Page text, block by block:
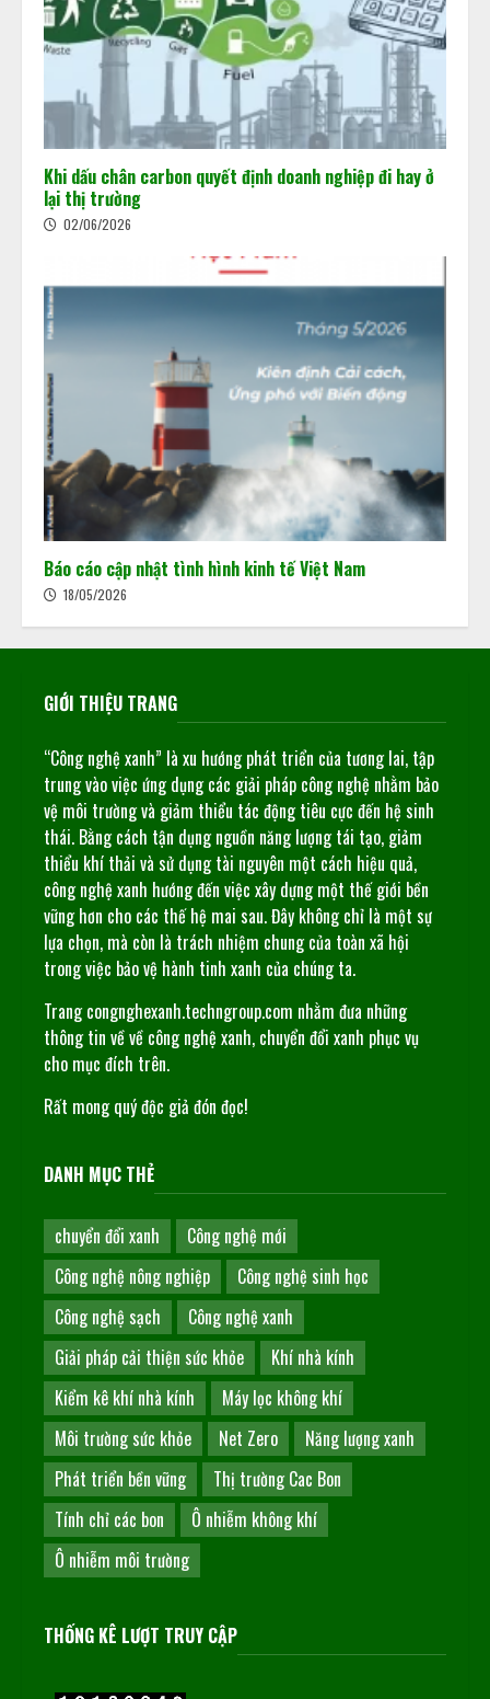
Khi dấu chân carbon quyết định doanh nghiệp đi hay ở
lại thị trường
02/06/2026
Báo cáo cập nhật tình hình kinh tế Việt Nam
18/05/2026
GIỚI THIỆU TRANG
“Công nghệ xanh” là xu hướng phát triển của tương lai, tập
trung vào việc ứng dụng các giải pháp công nghệ nhằm bảo
vệ môi trường và giảm thiểu tác động tiêu cực đến hệ sinh
thái. Bằng cách tận dụng nguồn năng lượng tái tạo, giảm
thiểu khí thải và sử dụng tài nguyên một cách hiệu quả,
công nghệ xanh hướng đến việc xây dựng một thế giới bền
vững hơn cho các thế hệ mai sau. Đây không chỉ là một sự
lựa chọn, mà còn là trách nhiệm chung của toàn xã hội
trong việc bảo vệ hành tinh xanh của chúng ta.
Trang congnghexanh.techngroup.com nhằm đưa những
thông tin về về công nghệ xanh, chuyển đổi xanh phục vụ
cho mục đích trên.
Rất mong quý độc giả đón đọc!
DANH MỤC THẺ
chuyển đổi xanh
Công nghệ mới
Công nghệ nông nghiệp
Công nghệ sinh học
Công nghệ sạch
Công nghệ xanh
Giải pháp cải thiện sức khỏe
Khí nhà kính
Kiểm kê khí nhà kính
Máy lọc không khí
Môi trường sức khỏe
Net Zero
Năng lượng xanh
Phát triển bền vững
Thị trường Cac Bon
Tính chỉ các bon
Ô nhiễm không khí
Ô nhiễm môi trường
THỐNG KÊ LƯỢT TRUY CẬP